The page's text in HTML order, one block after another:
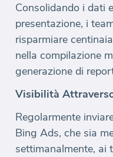
Consolidando i dati
presentazione, i
risparmiare
nella compilazione
generazione di
Visibilità
Regolarmente
Bing Ads, che sia
settimanalmente, ai